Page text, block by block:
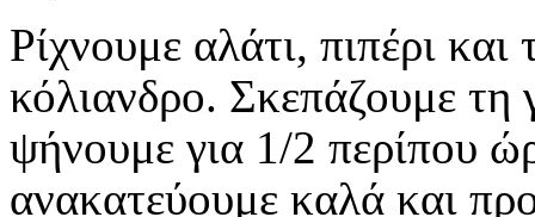
Ρίχνουμε αλάτι, πιπέρι και
κόλιανδρο. Σκεπάζουμε τη
ψήνουμε για 1/2 περίπου
ανακατεύουμε καλά και